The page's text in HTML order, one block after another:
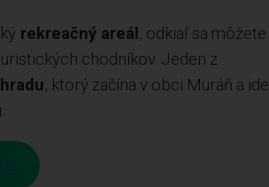
rekreačný areál, odkiaľ sa môžete
chodníkov. Jeden z
, ktorý začína v obci Muráň a ide